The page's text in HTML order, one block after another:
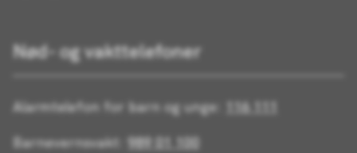
Nød- og vakttelefoner
Alarmtelefon for barn og unge:
116 111
Barnevernsvakt: 989 01 100